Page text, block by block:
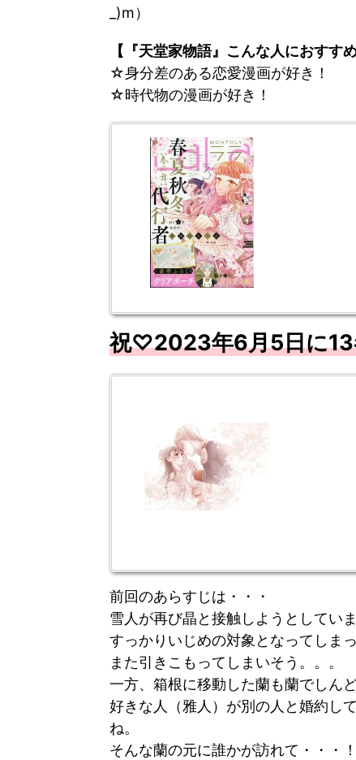
_)m）
【『天堂家物語』こんな人におすすめ
☆身分差のある恋愛漫画が好き！
☆時代物の漫画が好き！
祝♡2023年6月5日に13
前回のあらすじは・・・
雪人が再び晶と接触しようとしていま
すっかりいじめの対象となってしまっ
また引きこもってしまいそう。。。
一方、箱根に移動した蘭も蘭でしん
好きな人（雅人）が別の人と婚約し
ね。
そんな蘭の元に誰かが訪れて・・・